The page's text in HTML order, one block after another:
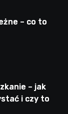
– co to
– jak
i czy to